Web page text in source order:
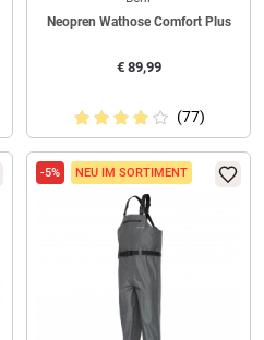
Neopren Wathose Comfort Plus
€89,99
(77)
-5% NEU IM SORTIMENT